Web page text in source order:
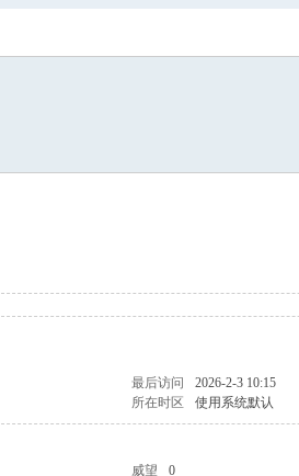
最后访问
2026-2-3 10:15
所在时区 使用系统默认
威望 0